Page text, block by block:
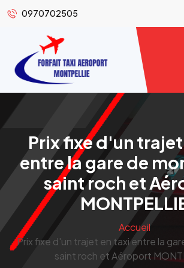
0970702505
Prix fixe d'un
entre la gare de
saint roch et
Accueil
Prix fixe d'un trajet en taxi entre la
saint roch et Aéroport